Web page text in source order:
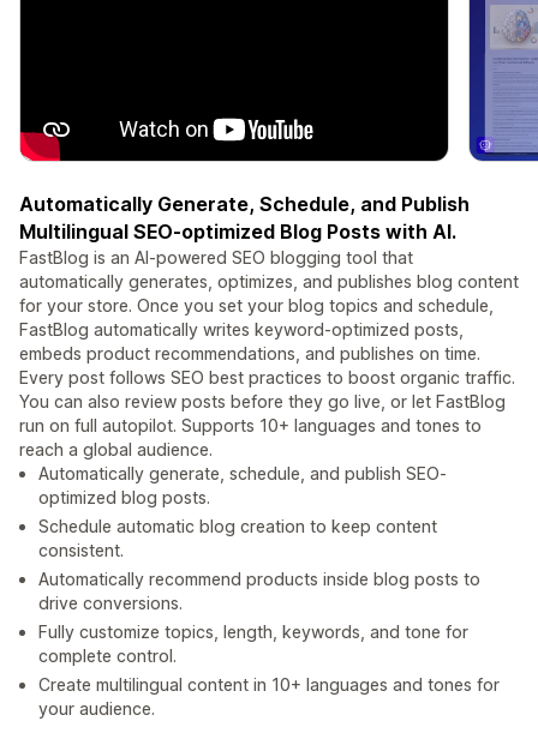
Automatically Generate, Schedule, and Publish
Multilingual SEO-optimized Blog Posts with AI.
FastBlog is an AI-powered SEO blogging tool that
automatically generates, optimizes, and publishes blog content
for your store. Once you set your blog topics and schedule,
FastBlog automatically writes keyword-optimized posts,
embeds product recommendations, and publishes on time.
Every post follows SEO best practices to boost organic traffic.
You can also review posts before they go live, or let FastBlog
run on full autopilot. Supports 10+ languages and tones to
reach a global audience.
Automatically generate, schedule, and publish SEO-
optimized blog posts.
Schedule automatic blog creation to keep content
consistent.
Automatically recommend products inside blog posts to
drive conversions.
Fully customize topics, length, keywords, and tone for
complete control.
Create multilingual content in 10+ languages and tones for
your audience.